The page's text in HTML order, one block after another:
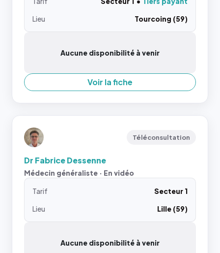
Lieu
Tourcoing (59)
Aucune disponibilité à venir
Voir la fiche
Téléconsultation
Dr Fabrice Dessenne
Médecin généraliste · En vidéo
Tarif
Secteur 1
Lieu
Lille (59)
Aucune disponibilité à venir